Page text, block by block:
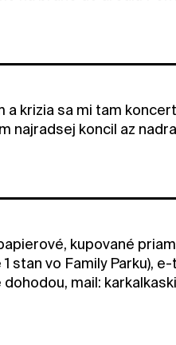
a krizia sa mi tam
najradsej koncil az
kupované
1 stan vo Family Parku),
mail: